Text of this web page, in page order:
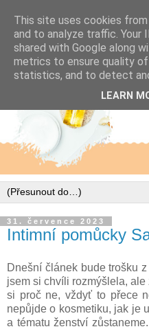
31. července 2023
Intimní pomůcky
Dnešní článek bude trošku
jsem si chvíli rozmýšlela,
si proč ne, vždyť to přece
nepůjde o kosmetiku, jak je
a tématu ženství
This site uses cookies
and to analyze traffic. Your
shared with Google along
metrics to ensure quality
statistics, and to detect
LEARN